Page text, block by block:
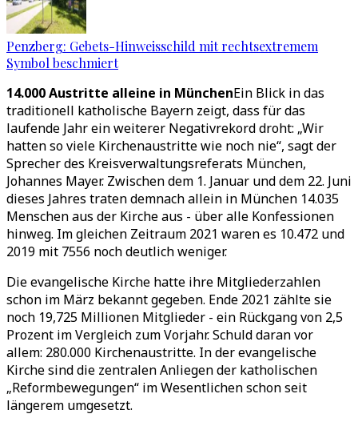
Penzberg: Gebets-Hinweisschild mit rechtsextremem
Symbol beschmiert
14.000 Austritte alleine in MünchenEin Blick in das
traditionell katholische Bayern zeigt, dass für das
laufende Jahr ein weiterer Negativrekord droht: „Wir
hatten so viele Kirchenaustritte wie noch nie“, sagt der
Sprecher des Kreisverwaltungsreferats München,
Johannes Mayer. Zwischen dem 1. Januar und dem 22. Juni
dieses Jahres traten demnach allein in München 14.035
Menschen aus der Kirche aus - über alle Konfessionen
hinweg. Im gleichen Zeitraum 2021 waren es 10.472 und
2019 mit 7556 noch deutlich weniger.
Die evangelische Kirche hatte ihre Mitgliederzahlen
schon im März bekannt gegeben. Ende 2021 zählte sie
noch 19,725 Millionen Mitglieder - ein Rückgang von 2,5
Prozent im Vergleich zum Vorjahr. Schuld daran vor
allem: 280.000 Kirchenaustritte. In der evangelische
Kirche sind die zentralen Anliegen der katholischen
„Reformbewegungen“ im Wesentlichen schon seit
längerem umgesetzt.